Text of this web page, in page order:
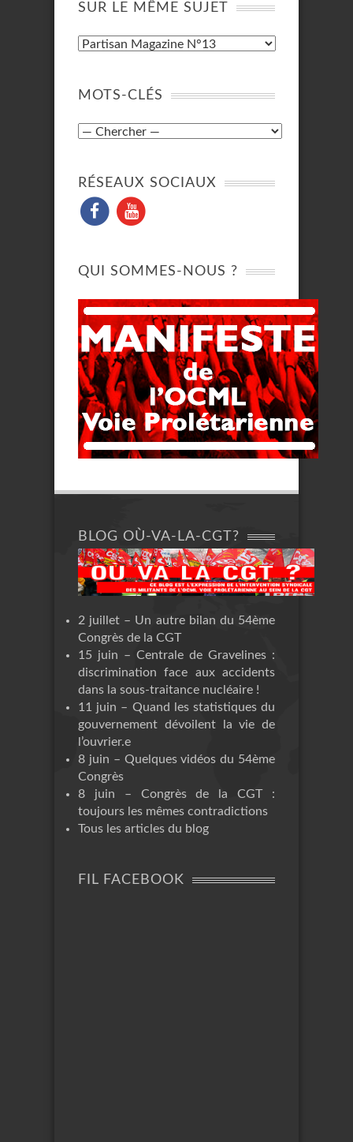
SUR LE MÊME SUJET
MOTS-CLÉS
RÉSEAUX SOCIAUX
QUI SOMMES-NOUS ?
BLOG OÙ-VA-LA-CGT?
2 juillet – Un autre bilan du 54ème
Congrès de la CGT
15 juin – Centrale de Gravelines :
discrimination face aux accidents
dans la sous-traitance nucléaire !
11 juin – Quand les statistiques du
gouvernement dévoilent la vie de
l’ouvrier.e
8 juin – Quelques vidéos du 54ème
Congrès
8 juin – Congrès de la CGT :
toujours les mêmes contradictions
Tous les articles du blog
FIL FACEBOOK